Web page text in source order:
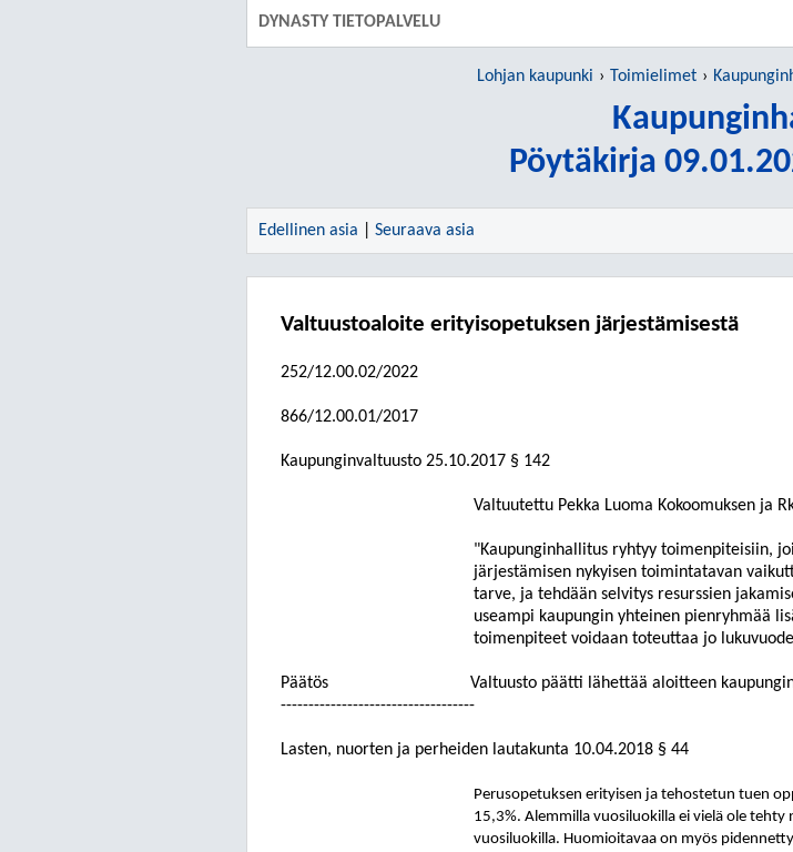
DYNASTY TIETOPALVELU
Lohjan kaupunki Toimielimet
Pöytäkirja
Edellinen asia Seuraava asia
Valtuustoaloite erityisopetuksen järjestämisestä
252/12.00.02/2022
866/12.00.01/2017
Kaupunginvaltuusto 25.10.2017 § 142
Valtuutettu Pekka Luoma Kokoomuksen ja
"Kaupunginhallitus ryhtyy toimenpiteisiin,
järjestämisen nykyisen toimintatavan
tarve, ja tehdään selvitys resurssien
useampi kaupungin yhteinen pienryhmää
toimenpiteet voidaan toteuttaa jo
Päätös
Valtuusto päätti lähettää aloitteen
-----------------------------------
Lasten, nuorten ja perheiden lautakunta 10.04.2018 § 44
Perusopetuksen erityisen ja tehostetun tuen
15,3%. Alemmilla vuosiluokilla ei vielä ole
vuosiluokilla. Huomioitavaa on myös